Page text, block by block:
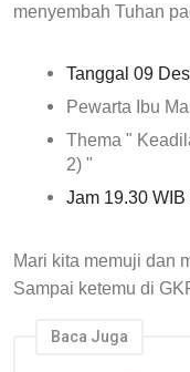
menyembah Tuhan
Tanggal 09
Pewarta Ibu
Thema "
2) "
Jam 19.30
Mari kita memuji dan
Sampai ketemu di
Baca Juga